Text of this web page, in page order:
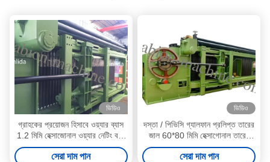
ভিডিও
গ্রাহকের প্রয়োজন হিসাবে ওয়্যার ব্যাস
1.2 মিমি হেক্সাজোনাল ওয়্যার নেটিং বয়ন
মেশিন
সেরা দাম পান
ভিডিও
দস্তা / পিভিসি গ্যালফান প্রলিপ্ত তারের
জাল 60*80 মিমি হেক্সাগোনাল তারের
নেটিং মেকিং মেশিন
সেরা দাম পান